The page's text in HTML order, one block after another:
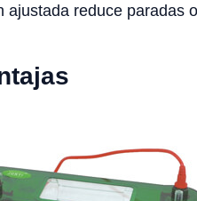
ajustada reduce paradas